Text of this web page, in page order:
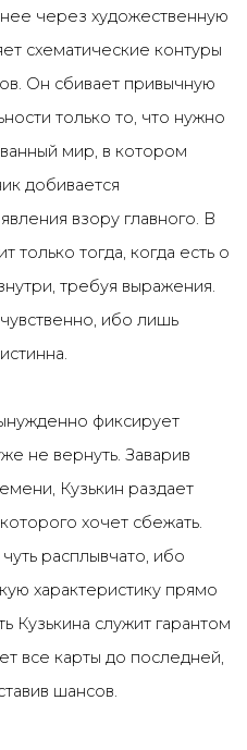
нее через художественную
схематические контуры
Он сбивает привычную
только то, что нужно
мир, в котором
добивается
взору главного. В
только тогда, когда есть о
требуя выражения.
ибо лишь
фиксирует
не вернуть. Заварив
Кузькин раздает
хочет сбежать.
расплывчато, ибо
характеристику прямо
Кузькина служит гарантом
все карты до последней,
шансов.